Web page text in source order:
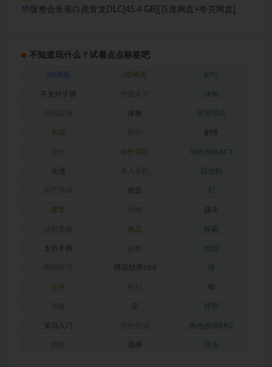
华版整合朱雀白虎青龙DLC[45.4 GB][百度网盘+夸克网盘]
不知道玩什么？试着点点标签吧
2D画面 3D画面 RPG
不支持手柄 休闲
体验 全部游戏
冒险 剧情
动作冒险 动作游戏ACT
动漫 回合制
射击 幻
建造 战斗
挑战 探索
支持手柄 模拟
模拟经营SIM 球
生存 程
索 经营
菜鸟入门 角色扮演RPG
选择 音乐